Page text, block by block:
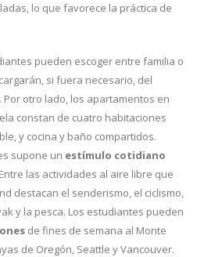
lo que favorece la práctica de
pueden escoger entre familia o
si fuera necesario, del
otro lado, los apartamentos en
constan de cuatro habitaciones
y cocina y baño compartidos.
supone un estímulo cotidiano
las actividades al aire libre que
destacan el senderismo, el ciclismo,
y la pesca. Los estudiantes pueden
de fines de semana al Monte
de Oregón, Seattle y Vancouver.